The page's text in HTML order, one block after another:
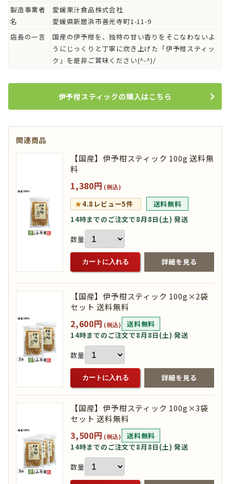
製造事業者
名
愛媛果汁食品株式会社
愛媛県新居浜市善光寺町1-11-9
店長の一言
国産の伊予柑を、独特の甘い香りをそこなわないよ
うにじっくりと丁寧に炊き上げた「伊予柑スティッ
ク」を是非ご賞味ください(^-^)/
伊予柑スティックの購入はこちら
関連商品
【国産】伊予柑スティック 100g 送料無
料
1,380円 (税込)
★4.8 レビュー5件
送料無料
14時までのご注文で8月8日(土) 発送
数量
カートに入れる 詳細を見る
【国産】伊予柑スティック 100g×2袋
セット 送料無料
2,600円 (税込)
送料無料
14時までのご注文で8月8日(土) 発送
数量
カートに入れる 詳細を見る
【国産】伊予柑スティック 100g×3袋
セット 送料無料
3,500円 (税込)
送料無料
14時までのご注文で8月8日(土) 発送
数量